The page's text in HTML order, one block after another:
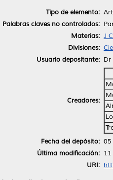
Tipo de elemento:
Palabras claves no controlados:
Materias: J
Divisiones:
Usuario depositante: Dr
Creadores:
Fecha del depósito: 05
Última modificación:
URI: